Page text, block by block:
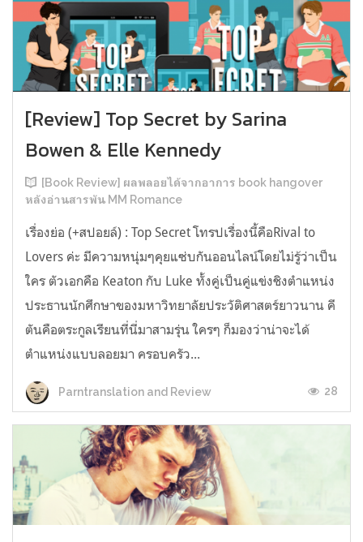
[Review] Top Secret by Sarina
Bowen & Elle Kennedy
[Book Review] ผลพลอยได้จากอาการ book hangover
หลังอ่านสารพัน MM Romance
เรื่องย่อ (+สปอยล์) : Top Secret โทรปเรื่องนี้คือRival to
Lovers ค่ะ มีความหนุ่มๆคุยแซ่บกันออนไลน์โดยไม่รู้ว่าเป็น
ใคร ตัวเอกคือ Keaton กับ Luke ทั้งคู่เป็นคู่แข่งชิงตำแหน่ง
ประธานนักศึกษาของมหาวิทยาลัยประวัติศาสตร์ยาวนาน คี
ตันคือตระกูลเรียนที่นี่มาสามรุ่น ใครๆ ก็มองว่าน่าจะได้
ตำแหน่งแบบลอยมา ครอบครัว...
Parntranslation and Review 28